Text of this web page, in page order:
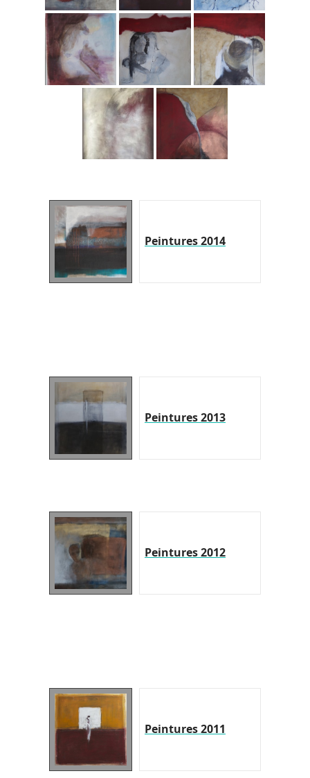
Peintures 2014
Peintures 2013
Peintures 2012
Peintures 2011